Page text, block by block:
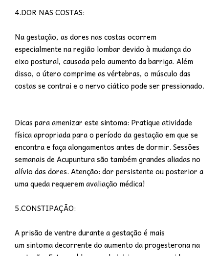
4.DOR NAS COSTAS:
Na gestação, as dores nas costas ocorrem
especialmente na região lombar devido à mudança do
eixo postural, causada pelo aumento da barriga. Além
disso, o útero comprime as vértebras, o músculo das
costas se contrai e o nervo ciático pode ser pressionado.
Dicas para amenizar este sintoma: Pratique atividade
física apropriada para o período da gestação em que se
encontra e faça alongamentos antes de dormir. Sessões
semanais de Acupuntura são também grandes aliadas no
alívio das dores. Atenção: dor persistente ou posterior a
uma queda requerem avaliação médica!
5.CONSTIPAÇÃO:
A prisão de ventre durante a gestação é mais
um sintoma decorrente do aumento da progesterona na